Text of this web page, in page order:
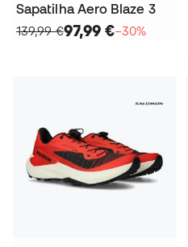
Sapatilha Aero Blaze 3
139,99 €97,99 €−30%